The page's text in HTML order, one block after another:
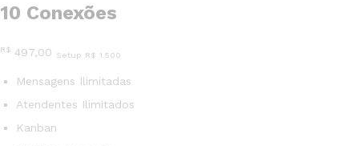
10 Conexões
R$ 497,00 Setup R$ 1.500
Mensagens Ilimitadas
Atendentes Ilimitados
Kanban